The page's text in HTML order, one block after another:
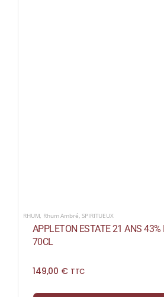
RHUM, Rhum Ambré,SPIRITUEUX
APPLETON ESTATE 21 ANS
70CL
149,00 € TTC